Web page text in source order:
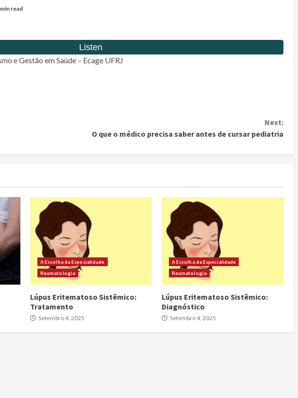
read
e Gestão em Saúde – Ecage UFRJ
Next:
O que o médico precisa saber antes de cursar pediatria
A Escolha da Especialidade
Reumatologia
Lúpus Eritematoso Sistêmico:
Tratamento
Setembro 4, 2025
A Escolha da Especialidade
Reumatologia
Lúpus Eritematoso Sistêmico:
Diagnóstico
Setembro 4, 2025